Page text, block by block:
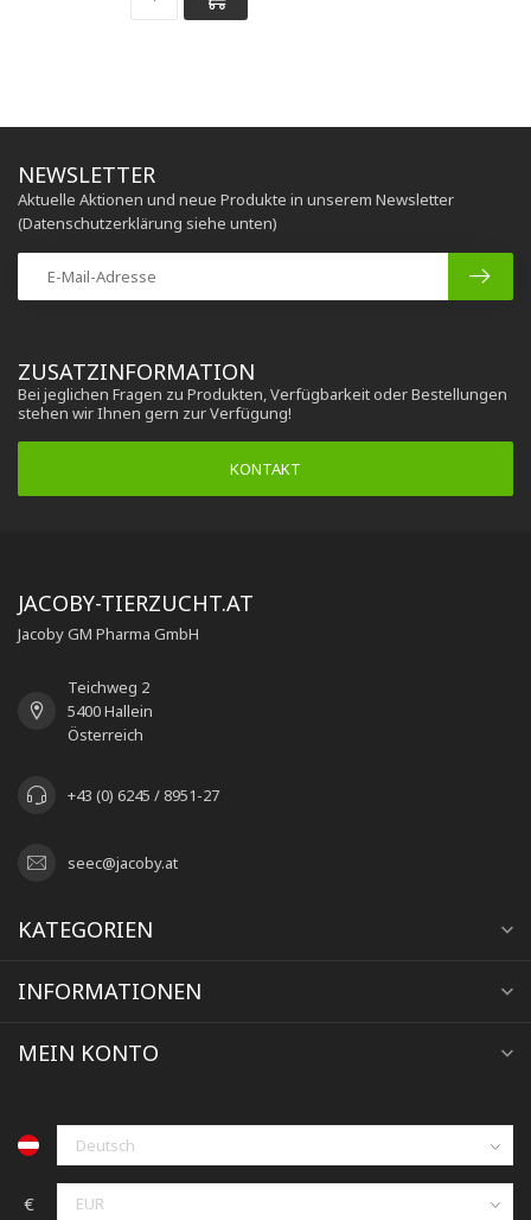
ZUSATZINFORMATION
Bei jeglichen Fragen zu Produkten, Verfügbarkeit oder Bestellungen
stehen wir Ihnen gern zur Verfügung!
KONTAKT
NEWSLETTER
Aktuelle Aktionen und neue Produkte in unserem Newsletter
(Datenschutzerklärung siehe unten)
JACOBY-TIERZUCHT.AT
Jacoby GM Pharma GmbH
Teichweg 2
5400 Hallein
Österreich
+43 (0) 6245 / 8951-27
seec@jacoby.at
KATEGORIEN
INFORMATIONEN
MEIN KONTO
€